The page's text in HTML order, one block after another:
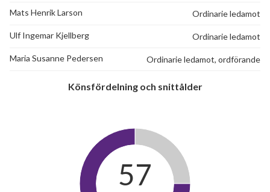
Mats Henrik Larson Ordinarie ledamot
Ulf Ingemar Kjellberg Ordinarie ledamot
Maria Susanne Pedersen Ordinarie ledamot, ordförande
Könsfördelning och snittålder
57